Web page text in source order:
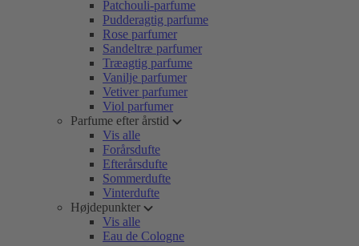
Patchouli-parfume
Pudderagtig parfume
Rose parfumer
Sandeltræ parfumer
Træagtig parfume
Vanilje parfumer
Vetiver parfumer
Viol parfumer
Parfume efter årstid
Vis alle
Forårsdufte
Efterårsdufte
Sommerdufte
Vinterdufte
Højdepunkter
Vis alle
Eau de Cologne